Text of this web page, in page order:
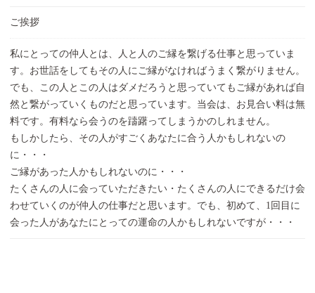
ご挨拶
私にとっての仲人とは、人と人のご縁を繋げる仕事と思っていま
す。お世話をしてもその人にご縁がなければうまく繋がりません。
でも、この人とこの人はダメだろうと思っていてもご縁があれば自
然と繋がっていくものだと思っています。当会は、お見合い料は無
料です。有料なら会うのを躊躇ってしまうかのしれません。
もしかしたら、その人がすごくあなたに合う人かもしれないの
に・・・
ご縁があった人かもしれないのに・・・
たくさんの人に会っていただきたい・たくさんの人にできるだけ会
わせていくのが仲人の仕事だと思います。でも、初めて、1回目に
会った人があなたにとっての運命の人かもしれないですが・・・